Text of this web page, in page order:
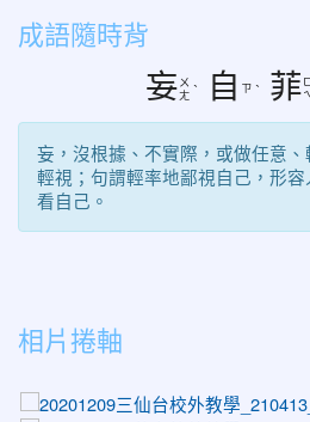
成語隨時背
妄 ㄨ
ㄤ ˋ 自 ㄗ ˋ 菲
妄，沒根據、不實際，或做任意、
輕視；句謂輕率地鄙視自己，形
看自己。
相片捲軸